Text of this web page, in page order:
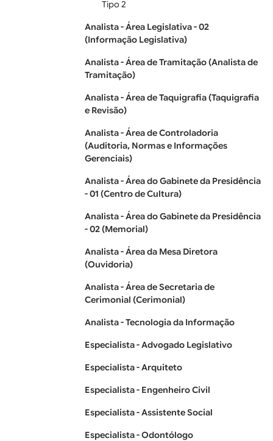
Tipo 2
Analista - Área Legislativa - 02
(Informação Legislativa)
Analista - Área de Tramitação (Analista de
Tramitação)
Analista - Área de Taquigrafia (Taquigrafia
e Revisão)
Analista - Área de Controladoria
(Auditoria, Normas e Informações
Gerenciais)
Analista - Área do Gabinete da Presidência
- 01 (Centro de Cultura)
Analista - Área do Gabinete da Presidência
- 02 (Memorial)
Analista - Área da Mesa Diretora
(Ouvidoria)
Analista - Área de Secretaria de
Cerimonial (Cerimonial)
Analista - Tecnologia da Informação
Especialista - Advogado Legislativo
Especialista - Arquiteto
Especialista - Engenheiro Civil
Especialista - Assistente Social
Especialista - Odontólogo